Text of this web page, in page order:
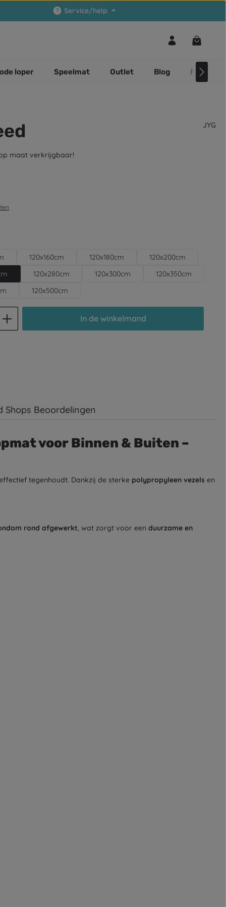
Service/help
loper Speelmat Outlet Blog Faq
JYG
maat verkrijgbaar!
120x160cm 120x180cm
120x200cm
120x280cm 120x300cm
120x350cm
120x500cm
Voer de gewenste hoeveelheid in
In de winkelmand
Shops Beoordelingen
voor Binnen & Buiten –
tegenhoudt. Dankzij de sterke polypropyleen vezels en
rond afgewerkt, wat zorgt voor een duurzame en